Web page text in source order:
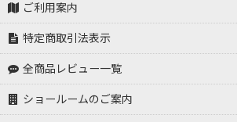
ご利用案内
特定商取引法表示
全商品レビュー一覧
ショールームのご案内